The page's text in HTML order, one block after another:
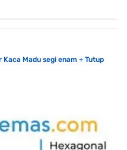
Madu segi enam + Tutup